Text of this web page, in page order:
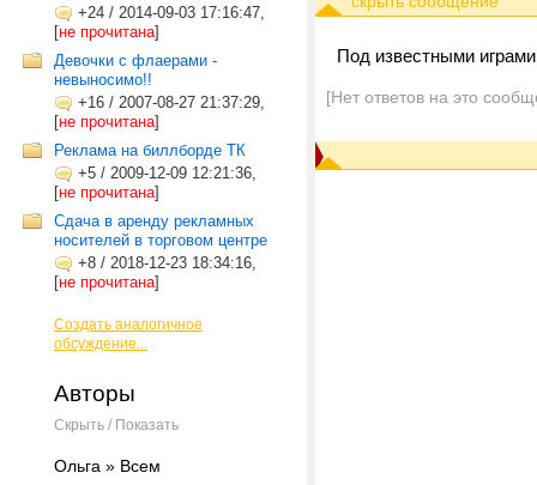
+24 / 2014-09-03 17:16:47,
[не прочитана]
Девочки с флаерами -
невыносимо!!
+16 / 2007-08-27 21:37:29,
[не прочитана]
Реклама на биллборде ТК
+5 / 2009-12-09 12:21:36,
[не прочитана]
Сдача в аренду рекламных
носителей в торговом центре
+8 / 2018-12-23 18:34:16,
[не прочитана]
Создать аналогичное
обсуждение...
Авторы
Скрыть / Показать
Ольга » Всем
Под известными
[Нет ответов на это